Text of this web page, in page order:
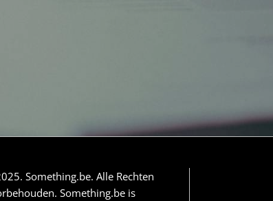
Something.be. Alle Rechten
Something.be is